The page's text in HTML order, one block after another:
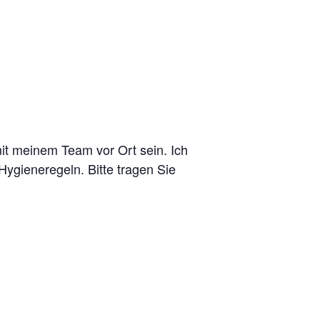
meinem Team vor Ort sein. Ich
Bitte tragen Sie